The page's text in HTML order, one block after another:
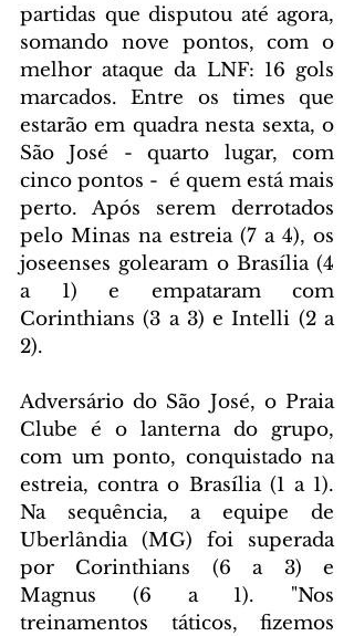
partidas que disputou até agora,
somando nove pontos, com o
melhor ataque da LNF: 16 gols
marcados. Entre os times que
estarão em quadra nesta sexta, o
São José - quarto lugar, com
cinco pontos -  é quem está mais
perto. Após serem derrotados
pelo Minas na estreia (7 a 4), os
joseenses golearam o Brasília (4
a 1) e empataram com
Corinthians (3 a 3) e Intelli (2 a
2).
Adversário do São José, o Praia
Clube é o lanterna do grupo,
com um ponto, conquistado na
estreia, contra o Brasília (1 a 1).
Na sequência, a equipe de
Uberlândia (MG) foi superada
por Corinthians (6 a 3) e
Magnus (6 a 1). "Nos
treinamentos táticos, fizemos